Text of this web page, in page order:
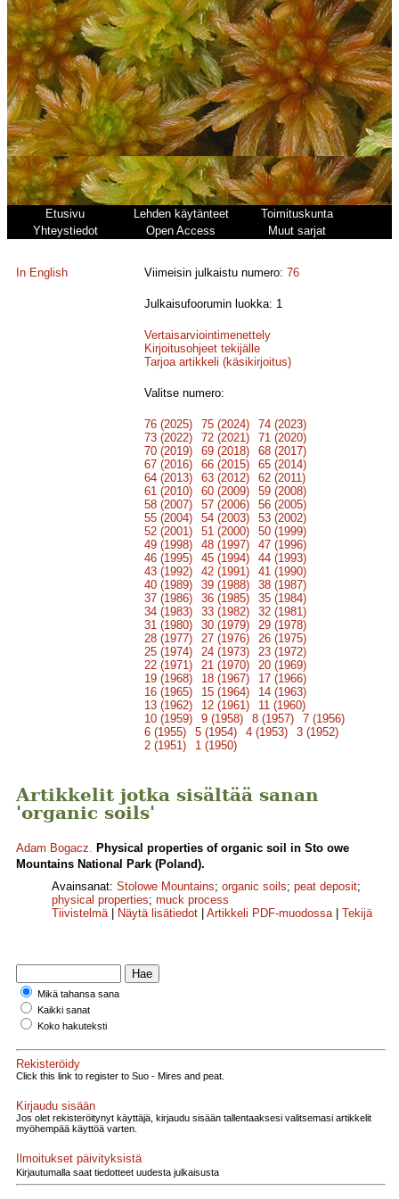
Etusivu Lehden käytänteet
Toimituskunta
Yhteystiedot
Open Access Muut sarjat
In English Viimeisin julkaistu numero:76
Julkaisufoorumin luokka: 1
Vertaisarviointimenettely
Kirjoitusohjeet tekijälle
Tarjoa artikkeli (käsikirjoitus)
Valitse numero:
76 (2025) 75 (2024)
74 (2023)
73 (2022)
72 (2021)
71 (2020)
70 (2019)
69 (2018)
68 (2017)
67 (2016)
66 (2015)
65 (2014)
64 (2013)
63 (2012)
62 (2011)
61 (2010)
60 (2009)
59 (2008)
58 (2007)
57 (2006)
56 (2005)
55 (2004)
54 (2003)
53 (2002)
52 (2001)
51 (2000)
50 (1999)
49 (1998)
48 (1997)
47 (1996)
46 (1995)
45 (1994)
44 (1993)
43 (1992)
42 (1991)
41 (1990)
40 (1989)
39 (1988)
38 (1987)
37 (1986)
36 (1985)
35 (1984)
34 (1983)
33 (1982)
32 (1981)
31 (1980)
30 (1979)
29 (1978)
28 (1977)
27 (1976)
26 (1975)
25 (1974)
24 (1973)
23 (1972)
22 (1971)
21 (1970)
20 (1969)
19 (1968)
18 (1967)
17 (1966)
16 (1965)
15 (1964)
14 (1963)
13 (1962)
12 (1961)
11 (1960)
10 (1959)
9 (1958) 8 (1957)
7 (1956)
6 (1955)
5 (1954) 4 (1953)
3 (1952)
2 (1951)
1 (1950)
Artikkelit jotka sisältää sanan
'organic soils'
Adam Bogacz. Physical properties of organic soil in Sto owe
Mountains National Park (Poland).
Avainsanat: Stolowe Mountains; organic soils; peat deposit;
physical properties; muck process
Tiivistelmä| Näytä lisätiedot Artikkeli PDF-muodossa| Tekijä
Mikä tahansa sana
Kaikki sanat
Koko hakuteksti
Rekisteröidy
Click this link to register to Suo - Mires and peat.
Kirjaudu sisään
Jos olet rekisteröitynyt käyttäjä, kirjaudu sisään tallentaaksesi valitsemasi artikkelit
myöhempää käyttöä varten.
Ilmoitukset päivityksistä
Kirjautumalla saat tiedotteet uudesta julkaisusta